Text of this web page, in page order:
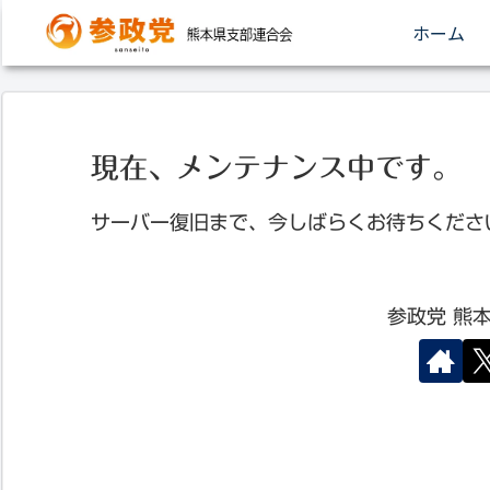
ホーム
現在、メンテナンス中です。
サーバー復旧まで、今しばらくお待ちくださ
参政党 熊